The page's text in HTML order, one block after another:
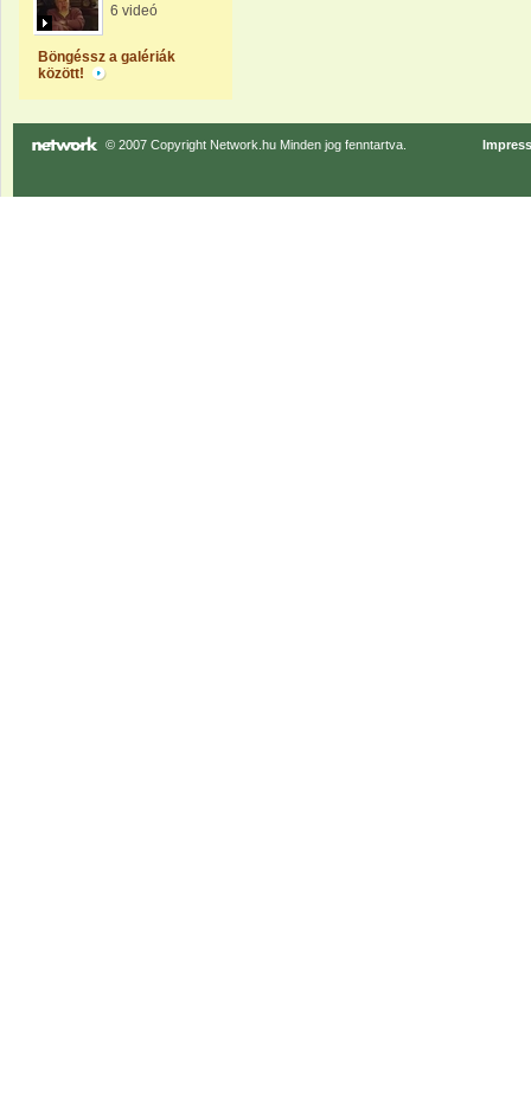
6 videó
Böngéssz a galériák
között!
© 2007 Copyright Network.hu Minden jog fenntartva.